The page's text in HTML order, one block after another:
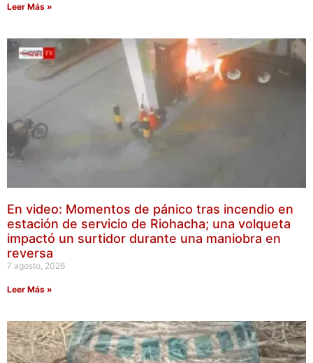
Leer Más »
En video: Momentos de pánico tras incendio en
estación de servicio de Riohacha; una volqueta
impactó un surtidor durante una maniobra en
reversa
7 agosto, 2026
Leer Más »